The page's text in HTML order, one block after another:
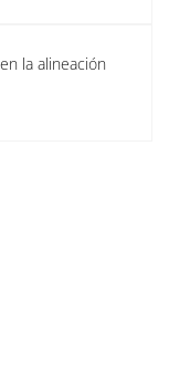
la alineación